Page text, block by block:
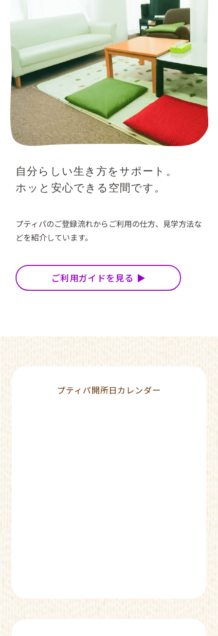
自分らしい生き方をサポート。
ホッと安心できる空間です。
プティパのご登録流れからご利用の仕方、見学方法な
どを紹介しています。
ご利用ガイドを見る
プティパ開所日カレンダー